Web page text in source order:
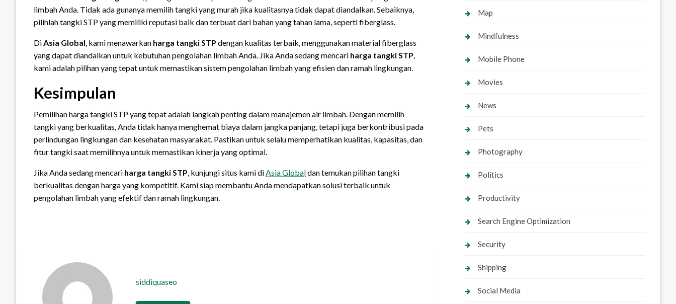
limbah Anda. Tidak ada gunanya memilih tangki yang murah jika kualitasnya tidak dapat diandalkan. Sebaiknya,
pilihlah tangki STP yang memiliki reputasi baik dan terbuat dari bahan yang tahan lama, seperti fiberglass.
DiAsia Global, kami menawarkan harga tangki STP dengan kualitas terbaik, menggunakan material fiberglass
yang dapat diandalkan untuk kebutuhan pengolahan limbah Anda. Jika Anda sedang mencari harga tangki STP,
kami adalah pilihan yang tepat untuk memastikan sistem pengolahan limbah yang efisien dan ramah lingkungan.
Kesimpulan
Pemilihan harga tangki STP yang tepat adalah langkah penting dalam manajemen air limbah. Dengan memilih
tangki yang berkualitas, Anda tidak hanya menghemat biaya dalam jangka panjang, tetapi juga berkontribusi pada
perlindungan lingkungan dan kesehatan masyarakat. Pastikan untuk selalu memperhatikan kualitas, kapasitas, dan
fitur tangki saat memilihnya untuk memastikan kinerja yang optimal.
Jika Anda sedang mencari harga tangki STP, kunjungi situs kami diAsia Globaldan temukan pilihan tangki
berkualitas dengan harga yang kompetitif. Kami siap membantu Anda mendapatkan solusi terbaik untuk
pengolahan limbah yang efektif dan ramah lingkungan.
siddiquaseo
Map
Mindfulness
Mobile Phone
Movies
News
Pets
Photography
Politics
Productivity
Search Engine Optimization
Security
Shipping
Social Media